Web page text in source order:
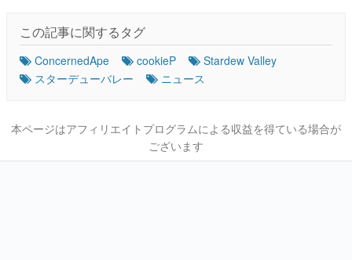
この記事に関するタグ
ConcernedApe cookieP
Stardew Valley
スターデューバレー
ニュース
本ページはアフィリエイトプログラムによる収益を得ている場合が
ございます